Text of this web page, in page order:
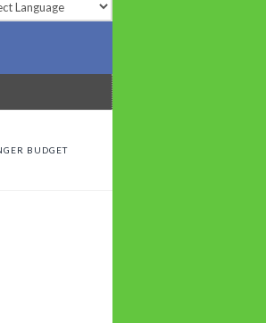
BUDGET